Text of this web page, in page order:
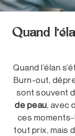
Quand
Quand l’élan
Burn-out,
sont souvent
de peau, avec
ces moments-
tout prix, mais